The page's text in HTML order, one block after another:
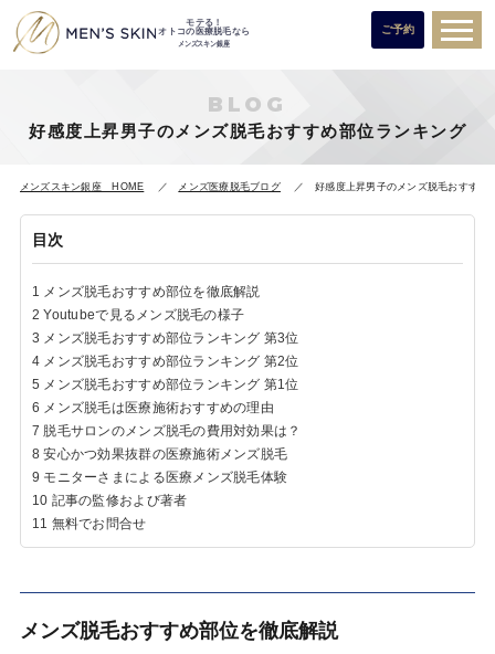
モテる！
オトコの医療脱毛なら
メンズスキン銀座
ご予約
BLOG
好感度上昇男子のメンズ脱毛おすすめ部位ランキング
メンズスキン銀座 HOME メンズ医療脱毛ブログ 好感度上昇男子のメンズ脱毛おすすめ
目次
1 メンズ脱毛おすすめ部位を徹底解説
2 Youtubeで見るメンズ脱毛の様子
3 メンズ脱毛おすすめ部位ランキング 第3位
4 メンズ脱毛おすすめ部位ランキング 第2位
5 メンズ脱毛おすすめ部位ランキング 第1位
6 メンズ脱毛は医療施術おすすめの理由
7 脱毛サロンのメンズ脱毛の費用対効果は？
8 安心かつ効果抜群の医療施術メンズ脱毛
9 モニターさまによる医療メンズ脱毛体験
10 記事の監修および著者
11 無料でお問合せ
メンズ脱毛おすすめ部位を徹底解説